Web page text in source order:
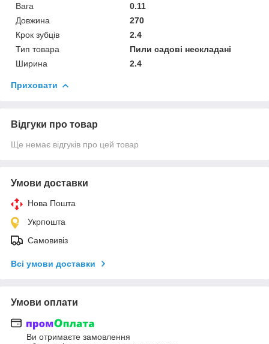
Вага
0.11
Довжина
270
Крок зубців
2.4
Тип товара
Пили садові нескладані
Ширина
2.4
Приховати
Відгуки про товар
Ще немає відгуків про цей товар
Умови доставки
Нова Пошта
Укрпошта
Самовивіз
Всі умови доставки
Умови оплати
Ви отримаєте замовлення